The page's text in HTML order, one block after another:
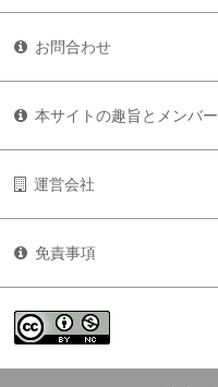
お問合わせ
本サイトの趣旨とメンバー
運営会社
免責事項